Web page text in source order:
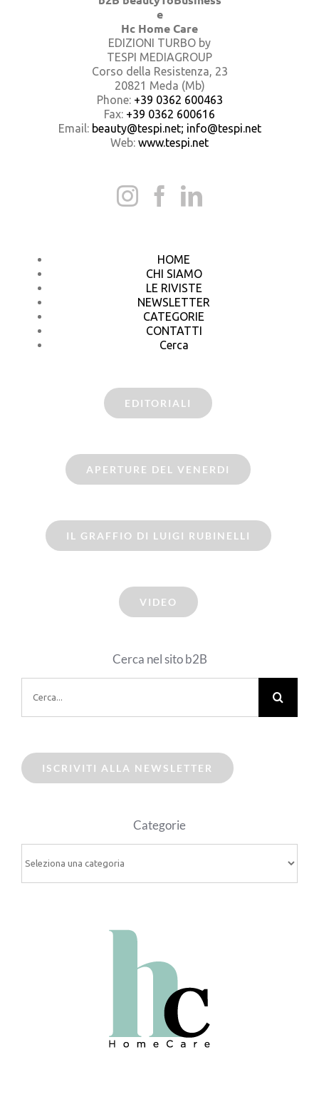
e
Hc Home Care
EDIZIONI TURBO by
TESPI MEDIAGROUP
Corso della Resistenza, 23
20821 Meda (Mb)
Phone: +39 0362 600463
Fax: +39 0362 600616
Email: beauty@tespi.net; info@tespi.net
Web: www.tespi.net
HOME
CHI SIAMO
LE RIVISTE
NEWSLETTER
CATEGORIE
CONTATTI
Cerca
EDITORIALI
APERTURE DEL VENERDI
IL GRAFFIO DI LUIGI RUBINELLI
VIDEO
Cerca nel sito b2B
per:
ISCRIVITI ALLA NEWSLETTER
Categorie